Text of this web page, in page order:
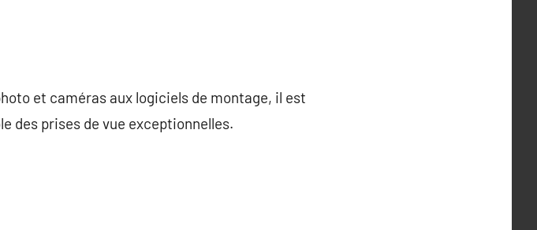
et caméras aux logiciels de montage, il est
des prises de vue exceptionnelles.